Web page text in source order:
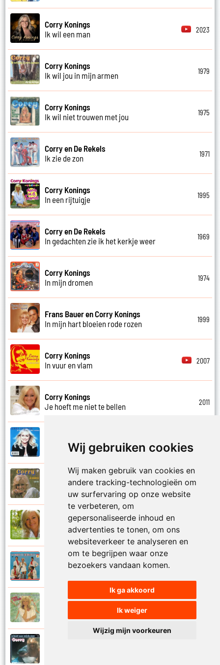
Wij gebruiken cookies
Wij maken gebruik van cookies en
andere tracking-technologieën om
uw surfervaring op onze website
te verbeteren, om
gepersonaliseerde inhoud en
advertenties te tonen, om ons
websiteverkeer te analyseren en
om te begrijpen waar onze
bezoekers vandaan komen.
Ik ga akkoord
Ik weiger
Wijzig mijn voorkeuren
Corry Konings
Ik wil een man
2023
Corry Konings
Ik wil jou in mijn armen
1979
Corry Konings
Ik wil niet trouwen met jou
1975
Corry en De Rekels
Ik zie de zon
1971
Corry Konings
In een rijtuigje
1995
Corry en De Rekels
In gedachten zie ik het kerkje weer
1969
Corry Konings
In mijn dromen
1974
Frans Bauer en Corry Konings
In mijn hart bloeien rode rozen
1999
Corry Konings
In vuur en vlam
2007
Corry Konings
Je hoeft me niet te bellen
2011
Je kan je leven nooit meer overdoen
Corry Konings
Je moedertje
Corry Konings
Corry en De Rekels
Jij bent een zeeman
Corry Konings